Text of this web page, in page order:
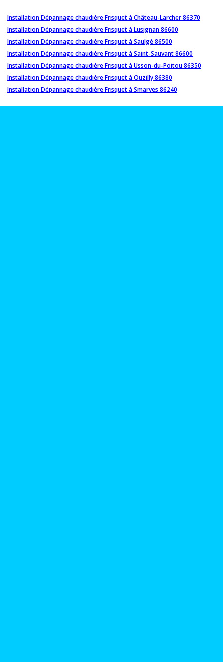
Installation Dépannage chaudière Frisquet à Château-Larcher 86370
Installation Dépannage chaudière Frisquet à Lusignan 86600
Installation Dépannage chaudière Frisquet à Saulgé 86500
Installation Dépannage chaudière Frisquet à Saint-Sauvant 86600
Installation Dépannage chaudière Frisquet à Usson-du-Poitou 86350
Installation Dépannage chaudière Frisquet à Ouzilly 86380
Installation Dépannage chaudière Frisquet à Smarves 86240